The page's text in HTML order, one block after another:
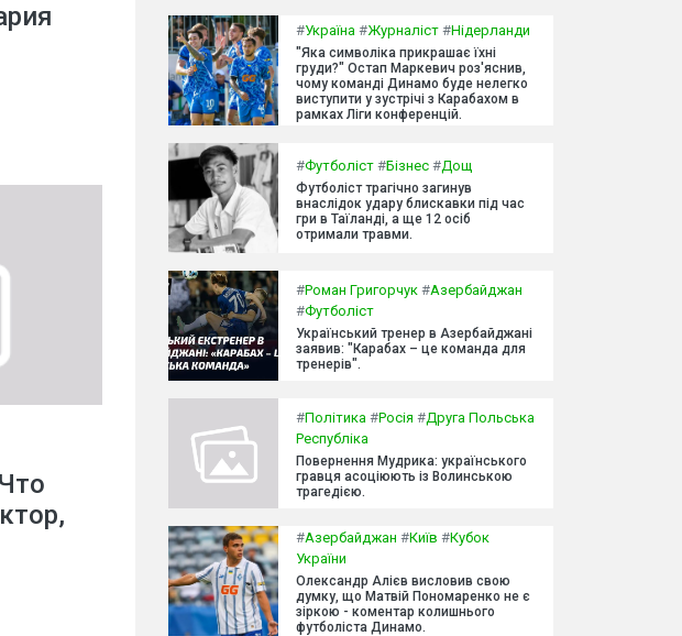
#Україна #Журналіст #Нідерланди
"Яка символіка прикрашає їхні
груди?" Остап Маркевич роз'яснив,
чому команді Динамо буде нелегко
виступити у зустрічі з Карабахом в
рамках Ліги конференцій.
#Футболіст #Бізнес #Дощ
Футболіст трагічно загинув
внаслідок удару блискавки під час
гри в Таїланді, а ще 12 осіб
отримали травми.
#Роман Григорчук #Азербайджан
#Футболіст
Український тренер в Азербайджані
заявив: "Карабах – це команда для
тренерів".
#Політика #Росія #Друга Польська
Республіка
Повернення Мудрика: українського
гравця асоціюють із Волинською
трагедією.
#Азербайджан #Київ #Кубок
України
Олександр Алієв висловив свою
думку, що Матвій Пономаренко не є
зіркою - коментар колишнього
футболіста Динамо.